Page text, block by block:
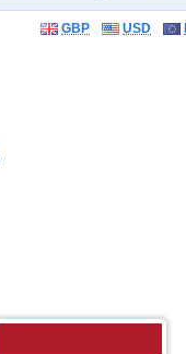
GBP USD